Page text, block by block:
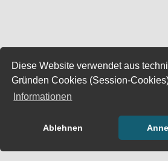
Diese Website verwendet aus
Gründen Cookies (Session-
Informationen
Ablehnen